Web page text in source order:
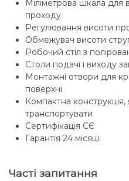
Міліметрова шкала для
проходу
Регулювання висоти
Обмежувач висоти
Робочий стіл з
Столи подачі і виходу
Монтажні отвори для
поверхні
Компактна
транспортувати
Сертифікація СЄ
Гарантія 24 місяці.
Часті запитання